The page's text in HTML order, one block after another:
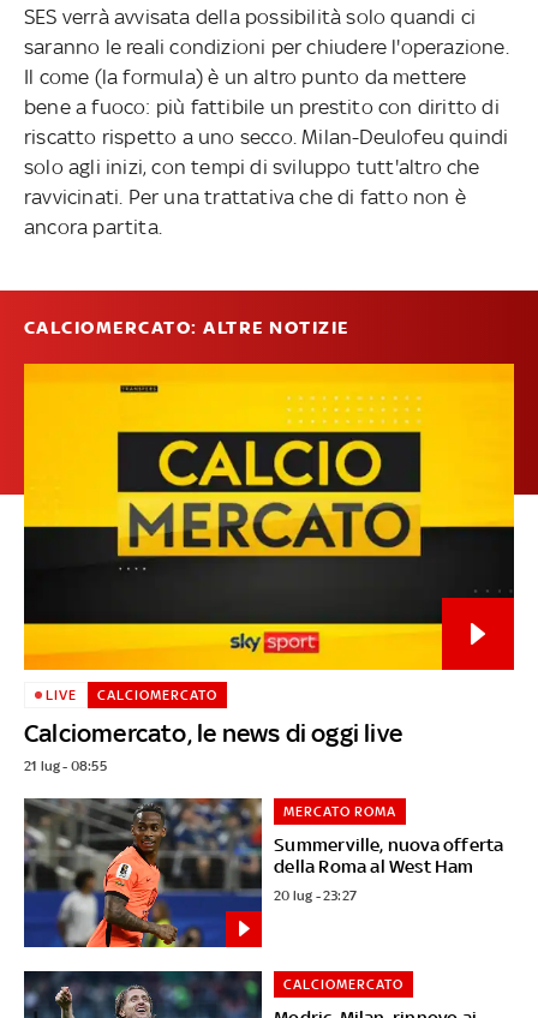
SES verrà avvisata della possibilità solo quandi ci
saranno le reali condizioni per chiudere l'operazione.
Il come (la formula) è un altro punto da mettere
bene a fuoco: più fattibile un prestito con diritto di
riscatto rispetto a uno secco. Milan-Deulofeu quindi
solo agli inizi, con tempi di sviluppo tutt'altro che
ravvicinati. Per una trattativa che di fatto non è
ancora partita.
CALCIOMERCATO: ALTRE NOTIZIE
Calciomercato, le news di oggi live
LIVE CALCIOMERCATO
21 lug - 08:55
Summerville, nuova offerta
della Roma al West Ham
MERCATO ROMA
20 lug - 23:27
CALCIOMERCATO